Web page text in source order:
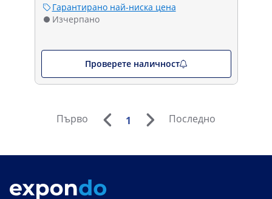
Гарантирано най-ниска цена
Изчерпано
Проверете наличност
Първо 1 Последно